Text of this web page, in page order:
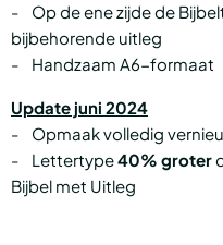
- Op de ene zijde de
bijbehorende uitleg
- Handzaam A6-formaat
Update juni 2024
- Opmaak volledig
- Lettertype40% groter
Bijbel met Uitleg